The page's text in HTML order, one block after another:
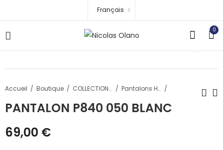
Français
0
Accueil Boutique COLLECTION HOMME Pantalons Homme
PANTALON P840 050 BLANC
69,00 €